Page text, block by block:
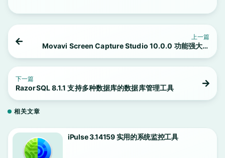
上一篇
Movavi Screen Capture Studio 10.0.0 功能强大的
下一篇
RazorSQL 8.1.1 支持多种数据库的数据库管理工具
相关文章
iPulse 3.14159 实用的系统监控工具